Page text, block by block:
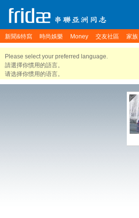
新聞&特寫 時尚娛樂 Money 交友社區 家族
Please select your preferred language.
請選擇你慣用的語言。
请选择你惯用的语言。